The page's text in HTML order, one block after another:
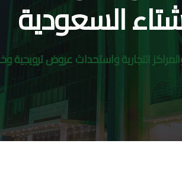
السعودية
التجارية واستحداث عروض